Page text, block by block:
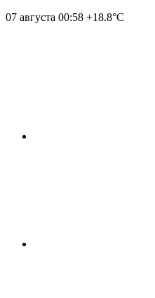
07 августа 00:58 +18.8°С